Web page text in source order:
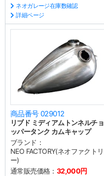
ネオガレージ在庫数確認
詳細ページ
商品番号 029012
リブド ミディアムトンネルチョ
ッパータンク カムキャップ
ブランド：
NEO FACTORY(ネオファクトリ
ー)
通常販売価格： 32,000円